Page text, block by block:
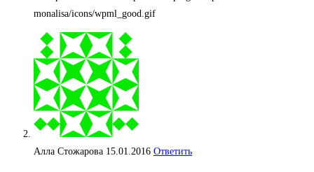
Алла Стожарова 15.01.2016 Ответить